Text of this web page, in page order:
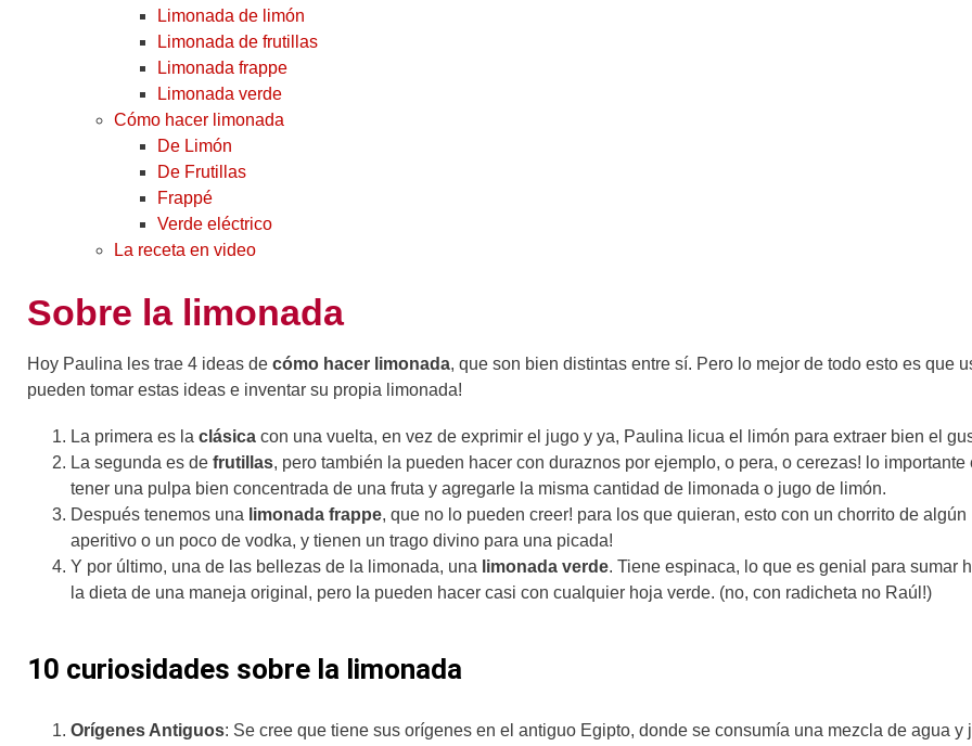
Limonada de limón
Limonada de frutillas
Limonada frappe
Limonada verde
Cómo hacer limonada
De Limón
De Frutillas
Frappé
Verde eléctrico
La receta en video
Sobre la limonada
Hoy Paulina les trae 4 ideas de cómo hacer limonada, que son bien distintas entre sí. Pero lo mejor de todo esto es que
pueden tomar estas ideas e inventar su propia limonada!
La primera es la clásica con una vuelta, en vez de exprimir el jugo y ya, Paulina licua el limón para extraer bien el
La segunda es de frutillas, pero también la pueden hacer con duraznos por ejemplo, o pera, o cerezas! lo importante
tener una pulpa bien concentrada de una fruta y agregarle la misma cantidad de limonada o jugo de limón.
Después tenemos una limonada frappe, que no lo pueden creer! para los que quieran, esto con un chorrito de algún
aperitivo o un poco de vodka, y tienen un trago divino para una picada!
Y por último, una de las bellezas de la limonada, una limonada verde. Tiene espinaca, lo que es genial para sumar
la dieta de una maneja original, pero la pueden hacer casi con cualquier hoja verde. (no, con radicheta no Raúl!)
10 curiosidades sobre la limonada
Orígenes Antiguos: Se cree que tiene sus orígenes en el antiguo Egipto, donde se consumía una mezcla de agua y